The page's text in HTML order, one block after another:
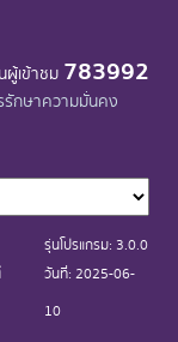
ผู้เข้าชม 783992
รักษาความมั่นคง
รุ่นโปรแกรม: 3.0.0
วันที่: 2025-06-
10